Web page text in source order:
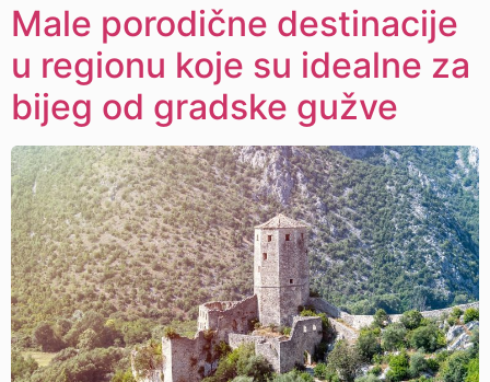
Male porodične destinacije
u regionu koje su idealne za
bijeg od gradske gužve